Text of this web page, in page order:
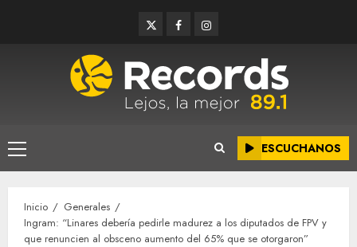
TwitterFacebookInstagram
Menú
principal
ESCUCHANOS
Inicio
Generales
Ingram: “Linares debería pedirle madurez a los diputados de FPV y
que renuncien al obsceno aumento del 65% que se otorgaron”